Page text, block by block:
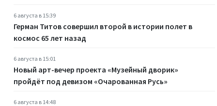
6 августа в 15:39
Герман Титов совершил второй в истории полет в
космос 65 лет назад
6 августа в 15:01
Новый арт-вечер проекта «Музейный дворик»
пройдёт под девизом «Очарованная Русь»
6 августа в 14:48